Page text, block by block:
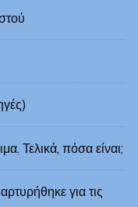
Τελικά, πόσα είναι;
για τις